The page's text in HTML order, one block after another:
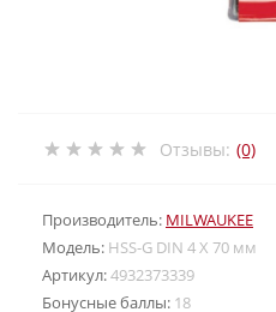
Отзывы: (0)
Производитель: MILWAUKEE
Модель: HSS-G DIN 4 X 70 мм
Артикул:4932373339
Бонусные баллы: 18